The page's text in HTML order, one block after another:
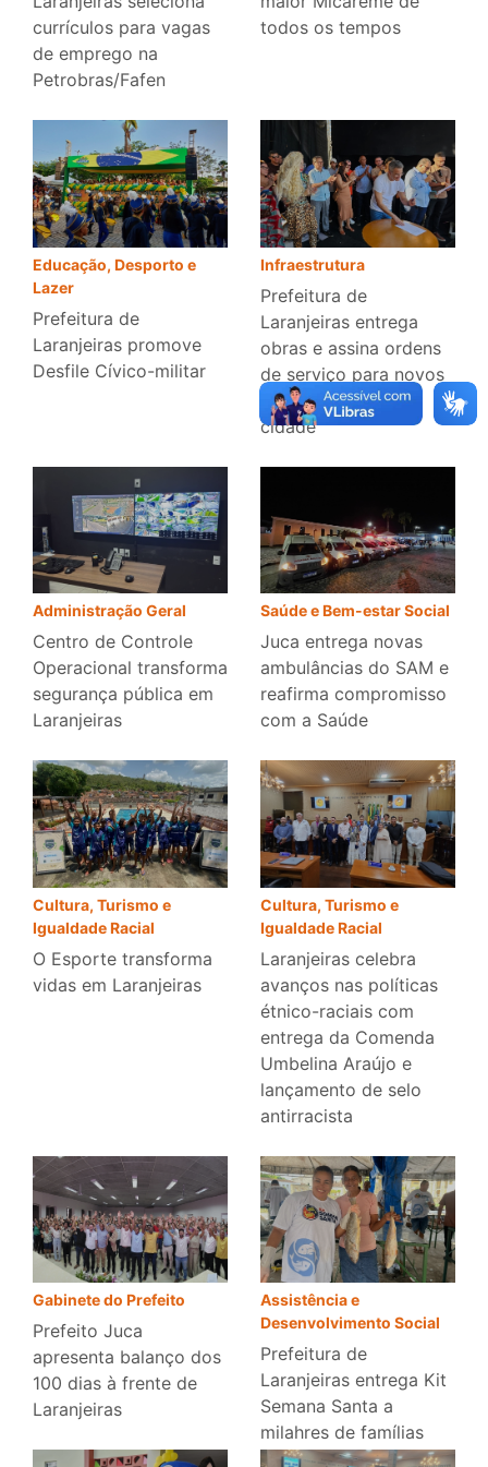
currículos para vagas
de emprego na
Petrobras/Fafen
todos os tempos
Educação, Desporto e
Lazer
Prefeitura de
Laranjeiras promove
Desfile Cívico-militar
Infraestrutura
Prefeitura de
Laranjeiras entrega
obras e assina ordens
de serviço para novos
investimentos na
cidade
Administração Geral
Centro de Controle
Operacional transforma
segurança pública em
Laranjeiras
Saúde e Bem-estar Social
Juca entrega novas
ambulâncias do SAM e
reafirma compromisso
com a Saúde
Cultura, Turismo e
Igualdade Racial
O Esporte transforma
vidas em Laranjeiras
Cultura, Turismo e
Igualdade Racial
Laranjeiras celebra
avanços nas políticas
étnico-raciais com
entrega da Comenda
Umbelina Araújo e
lançamento de selo
antirracista
Gabinete do Prefeito
Prefeito Juca
apresenta balanço dos
100 dias à frente de
Laranjeiras
Assistência e
Desenvolvimento Social
Prefeitura de
Laranjeiras entrega Kit
Semana Santa a
milahres de famílias